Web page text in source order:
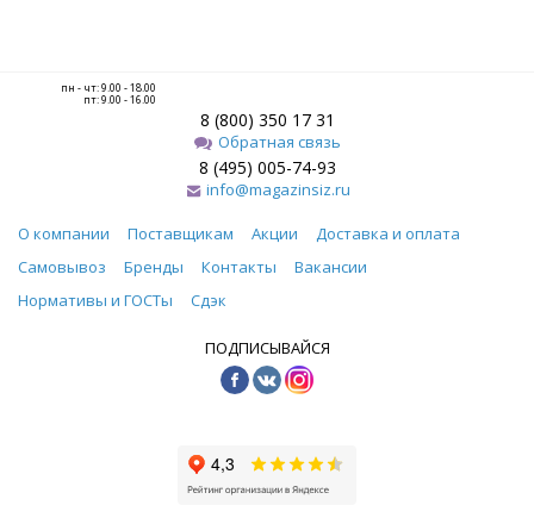
пн - чт: 9.00 - 18.00
пт: 9.00 - 16.00
8 (800) 350 17 31
Обратная связь
8 (495) 005-74-93
info@magazinsiz.ru
О компании Поставщикам Акции
Доставка и оплата
Самовывоз
Бренды Контакты
Вакансии
Нормативы и ГОСТы
Сдэк
ПОДПИСЫВАЙСЯ